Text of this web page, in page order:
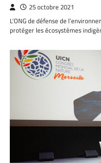
25 octobre 2021
L’ONG de défense de
protéger les écosystèmes